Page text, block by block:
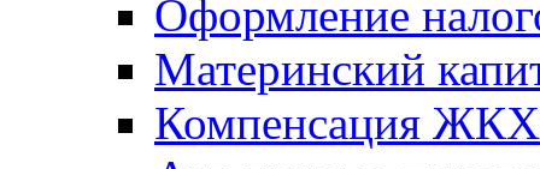
Оформление
Материнский
Компенсация ЖКХ